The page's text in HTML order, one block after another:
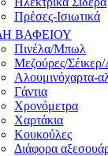
Πρέσες-Ισιωτικά
ΒΑΦΕΙΟΥ
Πινέλα/Μπωλ
Μεζούρες/Σέικερ/
Αλουμινόχαρτα-
Γάντια
Χρονόμετρα
Χαρτάκια
Κουκούλες
Διάφορα